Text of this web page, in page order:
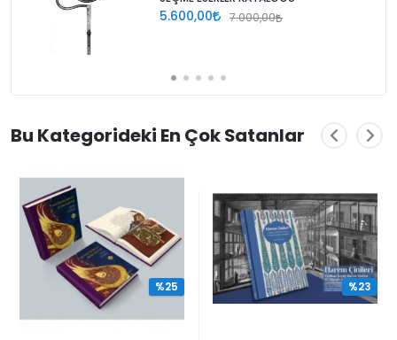
5.600,00 7.000,00
Bu Kategorideki En Çok Satanlar
%25 %23